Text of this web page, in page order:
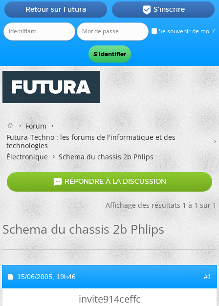
Se souvenir de moi ?
Retour sur Futura  S'inscrire
Forum
Futura-Techno : les forums de l'informatique et des
technologies
Électronique
Schema du chassis 2b Phlips
 RÉPONDRE À LA DISCUSSION
Affichage des résultats 1 à 1 sur 1
Schema du chassis 2b Phlips
15/06/2005, 19h46 #1
invite914ceffc